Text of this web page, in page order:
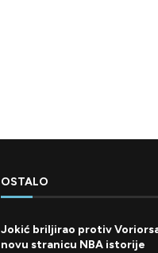
OSTALO
Jokić briljirao protiv
novu stranicu NBA istorije